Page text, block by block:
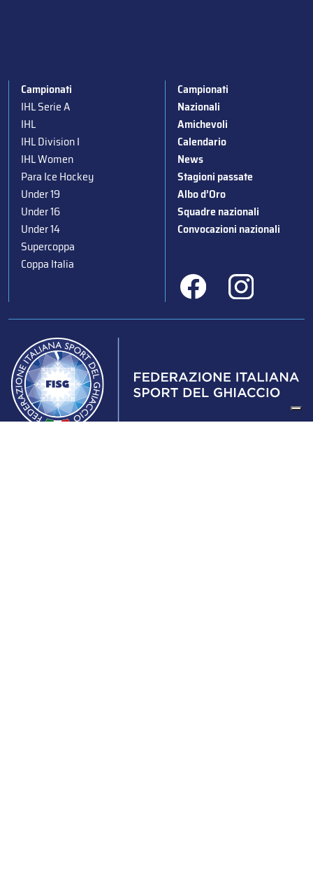
Campionati
IHL Serie A
IHL
IHL Division I
IHL Women
Para Ice Hockey
Under 19
Under 16
Under 14
Supercoppa
Coppa Italia
Campionati
Nazionali
Amichevoli
Calendario
News
Stagioni passate
Albo d’Oro
Squadre nazionali
Convocazioni nazionali